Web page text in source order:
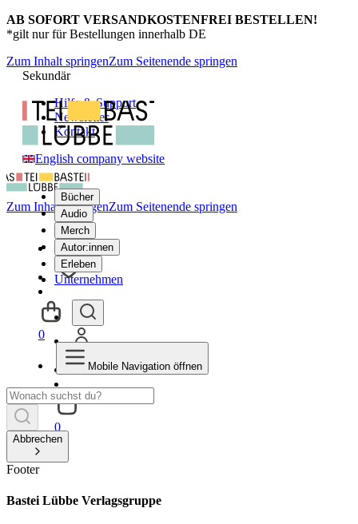
AB SOFORT VERSANDKOSTENFREI BESTELLEN!
*gilt nur für Bestellungen innerhalb DE
Zum Inhalt springenZum Seitenende springen
Sekundär
Hilfe & Support
Newsletter
Kontakt
English company website
Bücher
Audio
Merch
Autor:innen
Erleben
Unternehmen
0
Zum Inhalt springenZum Seitenende springen
0
Mobile Navigation öffnen
Abbrechen
Footer
Bastei Lübbe Verlagsgruppe